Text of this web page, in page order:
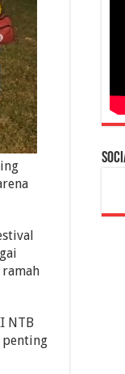
NTB
penting